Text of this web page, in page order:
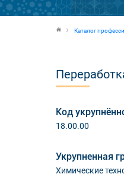
Каталог
Код
18.00.00
Укрупненная
Химические